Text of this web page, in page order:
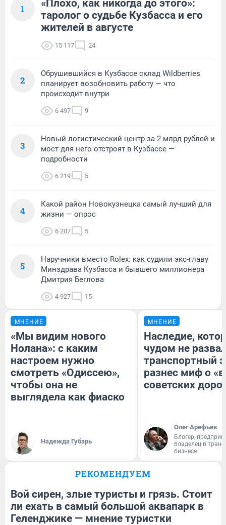
1
«Плохо, как никогда до этого»:
таролог о судьбе Кузбасса и его
жителей в августе
15 117 24
2
Обрушившийся в Кузбассе склад Wildberries
планирует возобновить работу — что
происходит внутри
6 497 9
3
Новый логистический центр за 2 млрд рублей и
мост для него отстроят в Кузбассе —
подробности
6 219 5
4
Какой район Новокузнецка самый лучший для
жизни — опрос
6 207 5
5
Наручники вместо Rolex: как судили экс-главу
Минздрава Кузбасса и бывшего миллионера
Дмитрия Беглова
4 927 15
МНЕНИЕ
«Мы видим нового
Нолана»: с каким
настроем нужно
смотреть «Одиссею»,
чтобы она не
выглядела как фиаско
Надежда Губарь
МНЕНИЕ
Наследие,
чудом не
транспортный
разнес миф о
советских
Олег Арефьев
Блогер,
владелец в
бизнесе
РЕКОМЕНДУЕМ
Вой сирен, злые туристы и грязь. Стоит
ли ехать в самый большой аквапарк в
Геленджике — мнение туристки